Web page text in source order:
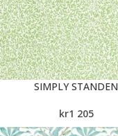
SIMPLY STANDEN
kr1 205